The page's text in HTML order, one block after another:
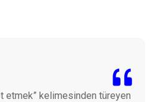
etmek” kelimesinden türeyen